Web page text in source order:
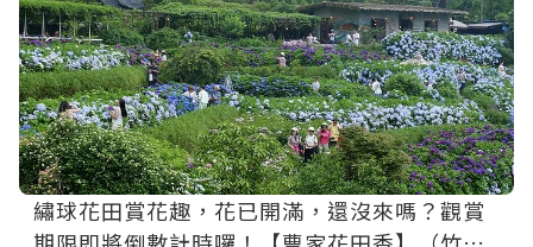
繡球花田賞花趣，花已開滿，還沒來嗎？觀賞